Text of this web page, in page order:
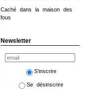
Caché dans la maison des
fous
Newsletter
S'inscrire
Se désinscrire